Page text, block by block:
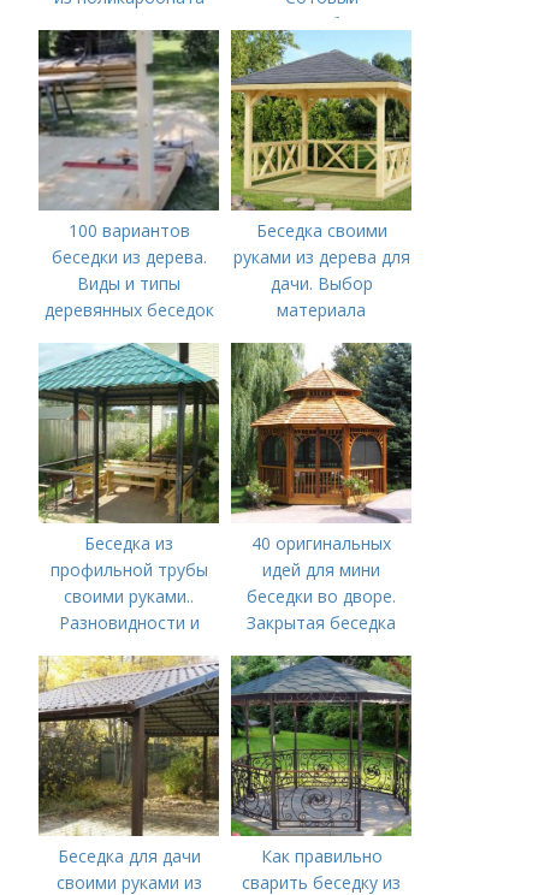
варианты
конструкций и их
строительство
поликарбонат
100 вариантов
беседки из дерева.
Виды и типы
деревянных беседок
Беседка своими
руками из дерева для
дачи. Выбор
материала
Беседка из
профильной трубы
своими руками..
Разновидности и
изготовления
40 оригинальных
идей для мини
беседки во дворе.
Закрытая беседка
Беседка для дачи
своими руками из
Как правильно
сварить беседку из